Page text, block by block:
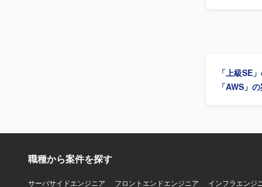
「上級SE
「AWS」
職種から案件を探す
サーバサイドエンジニア フロントエンドエンジニア インフラエンジ